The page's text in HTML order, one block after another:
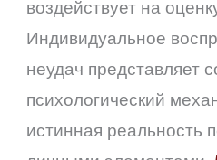
воздействует на
Индивидуальное
неудач представляет
психологический
истинная реальность